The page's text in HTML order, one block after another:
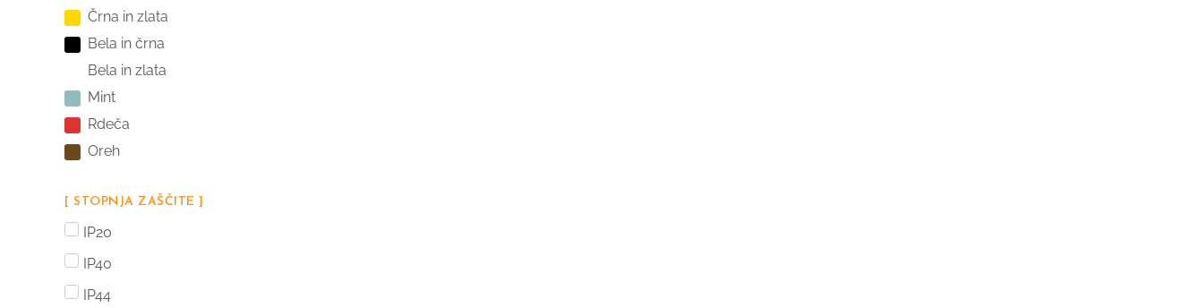
Črna in zlata
Bela in črna
Bela in zlata
Mint
Rdeča
Oreh
[ STOPNJA ZAŠČITE ]
IP20
IP40
IP44